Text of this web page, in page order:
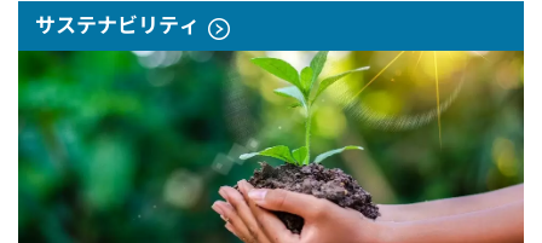
サステナビリティ